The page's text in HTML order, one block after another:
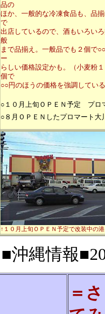
品の
ほか、一般的な冷凍食品も、品
で
出店しているので、酒もいろい
般
まで品揃え。一般品でも２個で
ー
らしい価格設定かも。（小麦粉
個で
○○円のほうの価格を強調してい
○１０月上旬ＯＰＥＮ予定 プロ
○８月ＯＰＥＮしたプロマート
↑１０月上旬ＯＰＥＮ予定で改装中の
■沖縄情報
＝